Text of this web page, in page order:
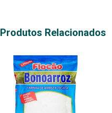
Produtos Relacionados